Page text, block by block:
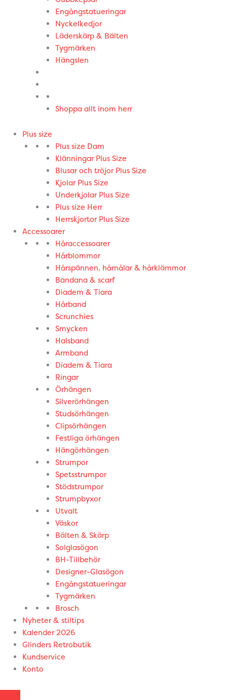
Engångstatueringar
Nyckelkedjor
Läderskärp & Bälten
Tygmärken
Hängslen
Shoppa allt inom herr
Plus size
Plus size Dam
Klänningar Plus Size
Blusar och tröjor Plus Size
Kjolar Plus Size
Underkjolar Plus Size
Plus size Herr
Herrskjortor Plus Size
Accessoarer
Håraccessoarer
Hårblommor
Hårspännen, hårnålar & hårklämmor
Bandana & scarf
Diadem & Tiara
Hårband
Scrunchies
Smycken
Halsband
Armband
Diadem & Tiara
Ringar
Örhängen
Silverörhängen
Studsörhängen
Clipsörhängen
Festliga örhängen
Hängörhängen
Strumpor
Spetsstrumpor
Stödstrumpor
Strumpbyxor
Utvalt
Väskor
Bälten & Skärp
Solglasögon
BH-Tillbehör
Designer-Glasögon
Engångstatueringar
Tygmärken
Brosch
Nyheter & stiltips
Kalender 2026
Glinders Retrobutik
Kundservice
Konto